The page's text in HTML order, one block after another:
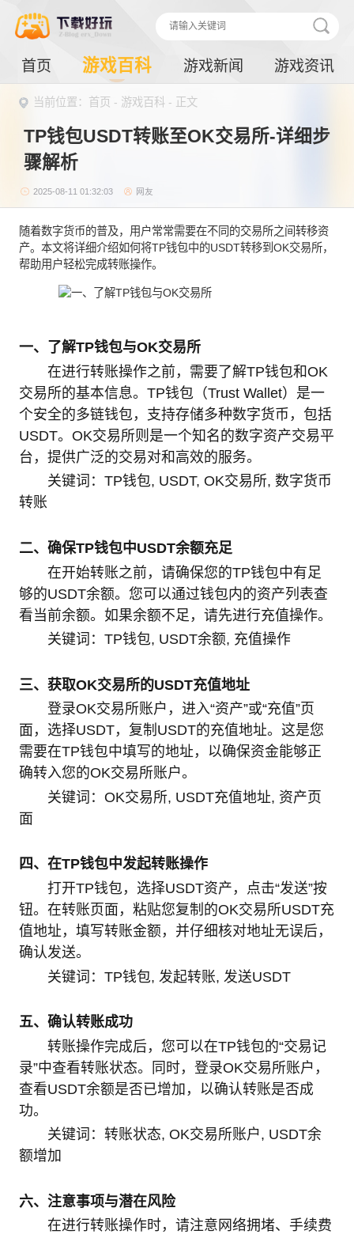
首页 游戏百科 游戏新闻 游戏资讯
当前位置： 首页 - 游戏百科 - 正文
TP钱包USDT转账至OK交易所-详细步
骤解析
2025-08-11 01:32:03 网友
随着数字货币的普及，用户常常需要在不同的交易所之间转移资
产。本文将详细介绍如何将TP钱包中的USDT转移到OK交易所，
帮助用户轻松完成转账操作。
一、了解TP钱包与OK交易所
在进行转账操作之前，需要了解TP钱包和OK
交易所的基本信息。TP钱包（Trust Wallet）是一
个安全的多链钱包，支持存储多种数字货币，包括
USDT。OK交易所则是一个知名的数字资产交易平
台，提供广泛的交易对和高效的服务。
关键词：TP钱包, USDT, OK交易所, 数字货币
转账
二、确保TP钱包中USDT余额充足
在开始转账之前，请确保您的TP钱包中有足
够的USDT余额。您可以通过钱包内的资产列表查
看当前余额。如果余额不足，请先进行充值操作。
关键词：TP钱包, USDT余额, 充值操作
三、获取OK交易所的USDT充值地址
登录OK交易所账户，进入“资产”或“充值”页
面，选择USDT，复制USDT的充值地址。这是您
需要在TP钱包中填写的地址，以确保资金能够正
确转入您的OK交易所账户。
关键词：OK交易所, USDT充值地址, 资产页
面
四、在TP钱包中发起转账操作
打开TP钱包，选择USDT资产，点击“发送”按
钮。在转账页面，粘贴您复制的OK交易所USDT充
值地址，填写转账金额，并仔细核对地址无误后，
确认发送。
关键词：TP钱包, 发起转账, 发送USDT
五、确认转账成功
转账操作完成后，您可以在TP钱包的“交易记
录”中查看转账状态。同时，登录OK交易所账户，
查看USDT余额是否已增加，以确认转账是否成
功。
关键词：转账状态, OK交易所账户, USDT余
额增加
六、注意事项与潜在风险
在进行转账操作时，请注意网络拥堵、手续费